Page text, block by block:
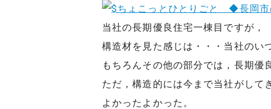
当社の長期優良住宅一棟目ですが，
構造材を見た感じは・・・当社のい
もちろんその他の部分では，長期優
ただ，構造的には今まで当社がして
よかったよかった。